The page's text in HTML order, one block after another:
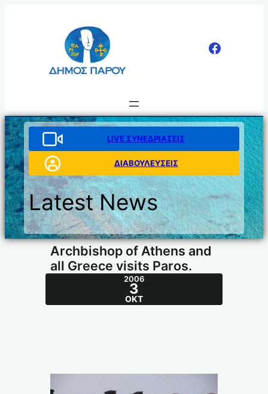
LIVE ΣΥΝΕΔΡΙΑΣΕΙΣ
ΔΙΑΒΟΥΛΕΥΣΕΙΣ
Latest News
Archbishop of Athens and
all Greece visits Paros.
2006
3
ΟΚΤ